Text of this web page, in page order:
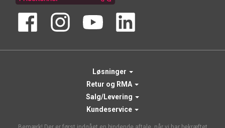
Løsninger
Retur og RMA
Salg/Levering
Kundeservice